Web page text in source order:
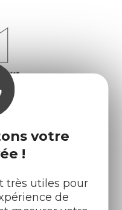
votre
!
très utiles pour
de
Nos accueils
Météo